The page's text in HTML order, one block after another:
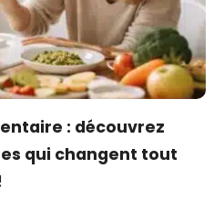
: découvrez
qui changent tout